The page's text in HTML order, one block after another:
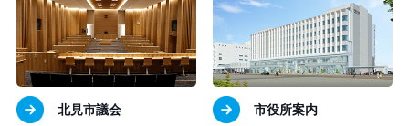
北見市議会 市役所案内